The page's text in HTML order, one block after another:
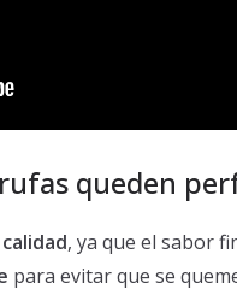
queden
, ya que el sabor
para evitar que se